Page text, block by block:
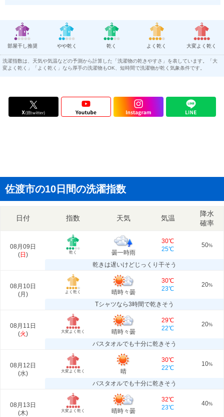
部屋干し推奨 やや乾く 乾く よく乾く 大変よく乾く
洗濯指数は、天気や気温などの予測から計算した「洗濯物の乾きやすさ」を表しています。「大
変よく乾く」「よく乾く」なら厚手の洗濯物もOK、短時間で洗濯物が乾く気象条件です。
佐渡市の10日間の洗濯指数
日付 指数 天気 気温
降水
確率
08月09日
(日 ) 乾く 曇一時雨
30℃
25℃
50%
乾きは遅いけどじっくり干そう
08月10日
(月 ) よく乾く 晴時々曇
30℃
23℃
20%
Tシャツなら3時間で乾きそう
08月11日
(火) 大変よく乾く 晴時々曇
29℃
22℃
20%
バスタオルでも十分に乾きそう
08月12日
(水) 大変よく乾く 晴
30℃
22℃
10%
バスタオルでも十分に乾きそう
08月13日
(木) 大変よく乾く 晴時々曇
32℃
23℃
40%